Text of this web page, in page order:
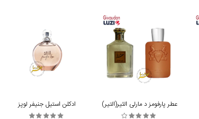
عطر پارفومز د مارلی الثیر(التیر) ادکلن استیل جنیفر لوپز